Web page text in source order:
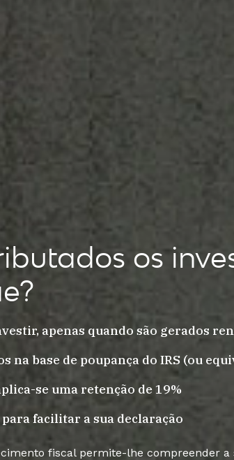
os
apenas quando são gerados
na base de poupança do IRS (ou
se uma retenção de 19%
facilitar a sua declaração
fiscal permite-lhe compreender a